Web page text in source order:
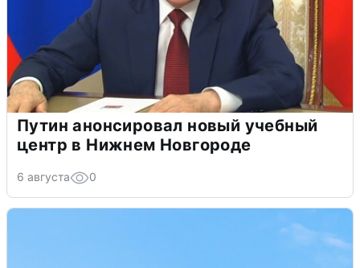
Путин анонсировал новый учебный
центр в Нижнем Новгороде
6 августа 0